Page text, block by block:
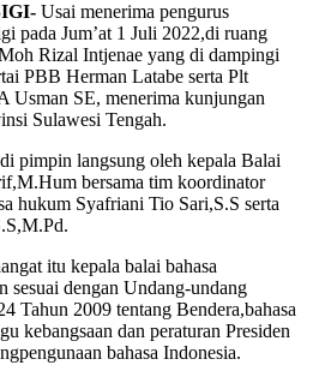
Usai menerima pengurus
pada Jum’at 1 Juli 2022,di ruang
Rizal Intjenae yang di dampingi
PBB Herman Latabe serta Plt
Usman SE, menerima kunjungan
Sulawesi Tengah.
pimpin langsung oleh kepala Balai
bersama tim koordinator
hukum Syafriani Tio Sari,S.S serta
itu kepala balai bahasa
dengan Undang-undang
Tahun 2009 tentang Bendera,bahasa
kebangsaan dan peraturan Presiden
bahasa Indonesia.